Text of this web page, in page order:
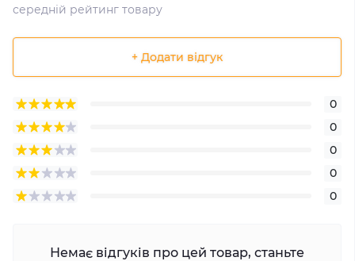
середній рейтинг товару
+ Додати відгук
0
0
0
0
0
Немає відгуків про цей товар, станьте